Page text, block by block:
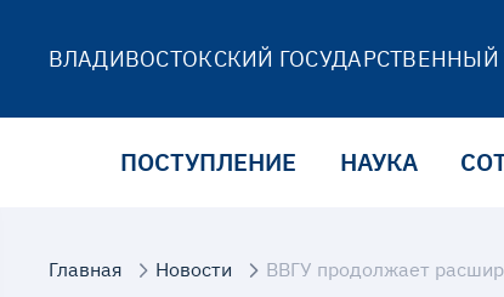
ВЛАДИВОСТОКСКИЙ ГОСУДАРСТВЕННЫЙ
ПОСТУПЛЕНИЕ НАУКА
Главная Новости ВВГУ продолжает